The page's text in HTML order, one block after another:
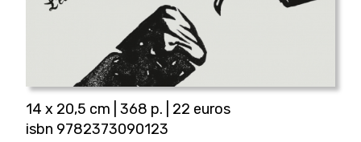
14 x 20,5 cm | 368 p. | 22 euros
isbn 9782373090123